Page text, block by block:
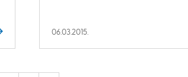
06.03.2015.